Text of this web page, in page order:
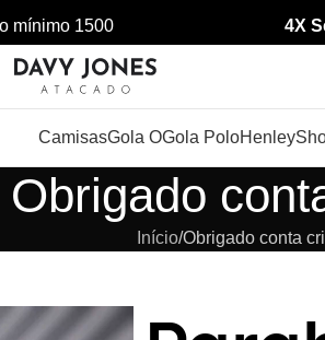
1500 4X Sem
CamisasGola OGola PoloHenley
Obrigado
Início Obrigado conta